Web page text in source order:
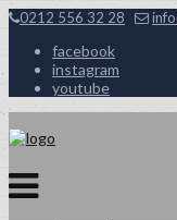
0212 556 32 28
facebook
instagram
youtube